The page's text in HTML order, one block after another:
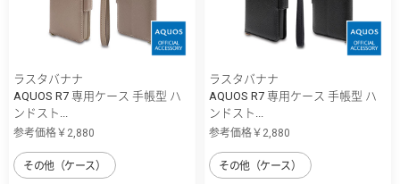
ラスタバナナ
AQUOS R7 専用ケース 手帳型 ハ
ンドスト...
参考価格￥2,880
その他（ケース）
ラスタバナナ
AQUOS R7 専用ケース 手帳型 ハ
ンドスト...
参考価格￥2,880
その他（ケース）